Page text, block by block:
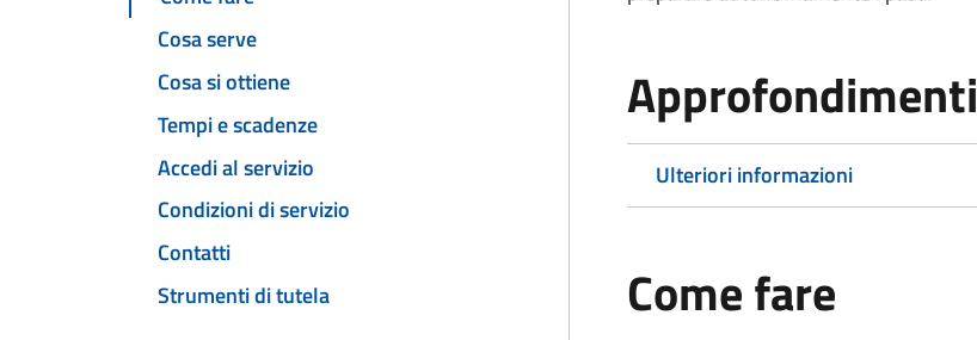
Cosa serve
Cosa si ottiene
Tempi e scadenze
Accedi al servizio
Condizioni di servizio
Contatti
Strumenti di tutela
Approfondimenti
Ulteriori informazioni
Come fare